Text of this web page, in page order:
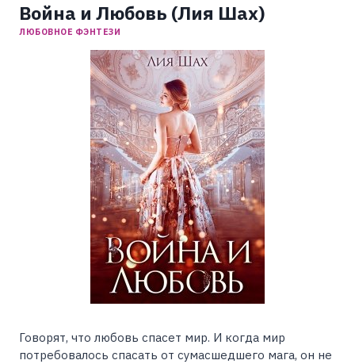
Война и Любовь (Лия Шах)
ЛЮБОВНОЕ ФЭНТЕЗИ
Говорят, что любовь спасет мир. И когда мир
потребовалось спасать от сумасшедшего мага, он не